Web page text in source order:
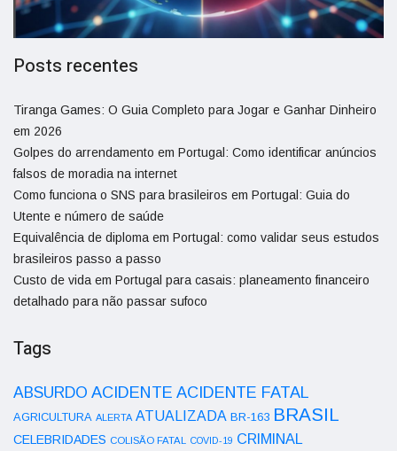
Posts recentes
Tiranga Games: O Guia Completo para Jogar e Ganhar Dinheiro
em 2026
Golpes do arrendamento em Portugal: Como identificar anúncios
falsos de moradia na internet
Como funciona o SNS para brasileiros em Portugal: Guia do
Utente e número de saúde
Equivalência de diploma em Portugal: como validar seus estudos
brasileiros passo a passo
Custo de vida em Portugal para casais: planeamento financeiro
detalhado para não passar sufoco
Tags
ABSURDO ACIDENTE ACIDENTE FATAL
AGRICULTURA ALERTA ATUALIZADA BR-163 BRASIL
CELEBRIDADES COLISÃO FATAL COVID-19 CRIMINAL